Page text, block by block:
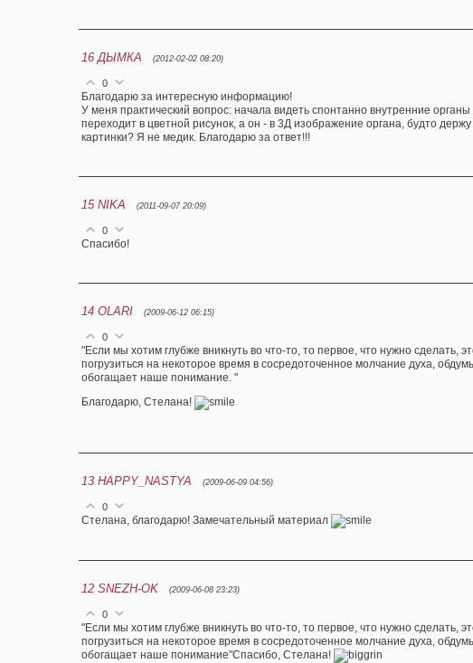
16 ДЫМКА (2012-02-02 08:20)
0
Благодарю за интересную информацию!
У меня практический вопрос: начала видеть спонтанно внутренние
переходит в цветной рисунок, а он - в 3Д изображение органа, будто
картинки? Я не медик. Благодарю за ответ!!!
15 NIKA (2011-09-07 20:09)
0
Спасибо!
14 OLARI (2009-06-12 06:15)
0
"Если мы хотим глубже вникнуть во что-то, то первое, что нужно сделать,
погрузиться на некоторое время в сосредоточенное молчание духа,
обогащает наше понимание. "
Благодарю, Стелана!
13 HAPPY_NASTYA (2009-06-09 04:56)
0
Cтелана, благодарю! Замечательный материал
12 SNEZH-OK (2009-06-08 23:23)
0
"Если мы хотим глубже вникнуть во что-то, то первое, что нужно сделать,
погрузиться на некоторое время в сосредоточенное молчание духа,
обогащает наше понимание"Спасибо, Стелана!